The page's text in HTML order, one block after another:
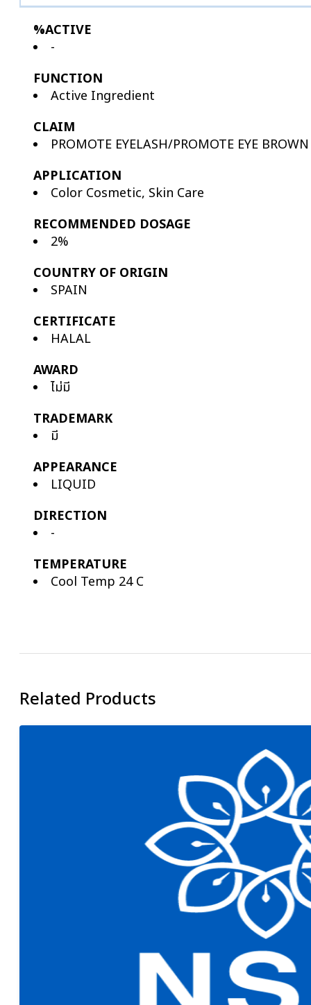
%ACTIVE
-
FUNCTION
Active Ingredient
CLAIM
PROMOTE EYELASH/PROMOTE EYE BROWN
APPLICATION
Color Cosmetic, Skin Care
RECOMMENDED DOSAGE
2%
COUNTRY OF ORIGIN
SPAIN
CERTIFICATE
HALAL
AWARD
ไม่มี
TRADEMARK
มี
APPEARANCE
LIQUID
DIRECTION
-
TEMPERATURE
Cool Temp 24 C
Related Products